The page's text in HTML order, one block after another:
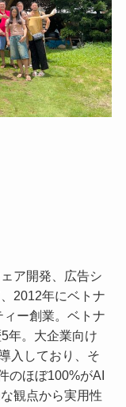
ア開発、広告シ
2012年にベトナ
ー創業。ベトナ
年。大企業向け
入しており、そ
のほぼ100%がAI
観点から実用性